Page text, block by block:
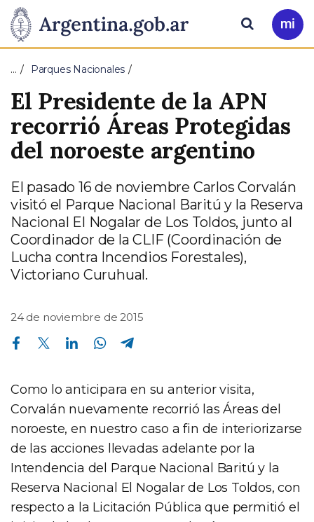
Presidencia
de
la
Nación
Pasar al contenido principal
Ir
a
Buscar
… Parques Nacionales
El Presidente de la APN
recorrió Áreas Protegidas
del noroeste argentino
El pasado 16 de noviembre Carlos Corvalán
visitó el Parque Nacional Baritú y la Reserva
Nacional El Nogalar de Los Toldos, junto al
Coordinador de la CLIF (Coordinación de
Lucha contra Incendios Forestales),
Victoriano Curuhual.
24 de noviembre de 2015
Compartir en Facebook Compartir en Twitter Compartir en Linkedin Compartir en Whatsapp
Como lo anticipara en su anterior visita,
Corvalán nuevamente recorrió las Áreas del
noroeste, en nuestro caso a fin de interiorizarse
de las acciones llevadas adelante por la
Intendencia del Parque Nacional Baritú y la
Reserva Nacional El Nogalar de Los Toldos, con
respecto a la Licitación Pública que permitió el